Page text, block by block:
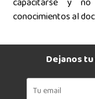
conocimientos al
Dejanos